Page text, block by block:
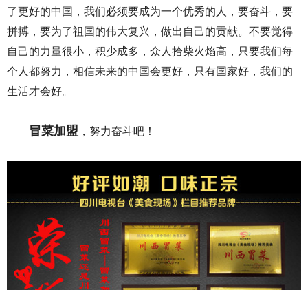
了更好的中国，我们必须要成为一个优秀的人，要奋斗，要
拼搏，要为了祖国的伟大复兴，做出自己的贡献。不要觉得
自己的力量很小，积少成多，众人拾柴火焰高，只要我们每
个人都努力，相信未来的中国会更好，只有国家好，我们的
生活才会好。
冒菜加盟 ，努力奋斗吧！